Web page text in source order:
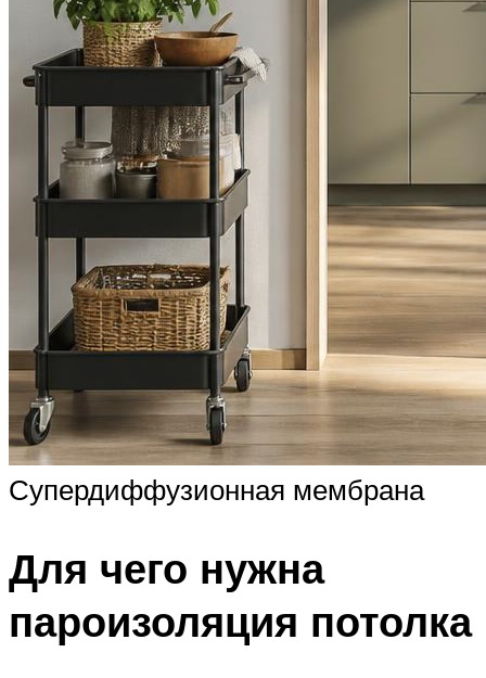
Супердиффузионная мембрана
Для чего нужна
пароизоляция потолка